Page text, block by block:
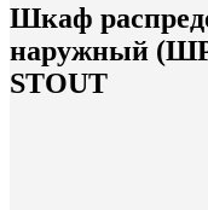
Шкаф
наружный
STOUT